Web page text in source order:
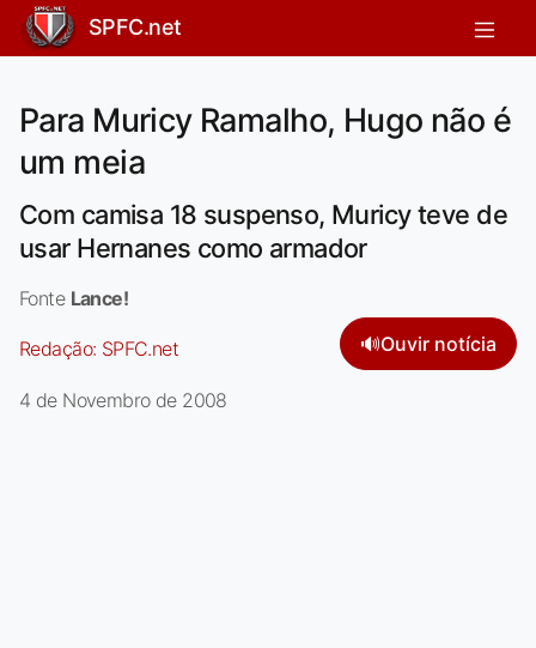
SPFC.net
Para Muricy Ramalho, Hugo não é
um meia
Com camisa 18 suspenso, Muricy teve de
usar Hernanes como armador
Fonte Lance!
Redação: SPFC.net 🔊Ouvir notícia
4 de Novembro de 2008